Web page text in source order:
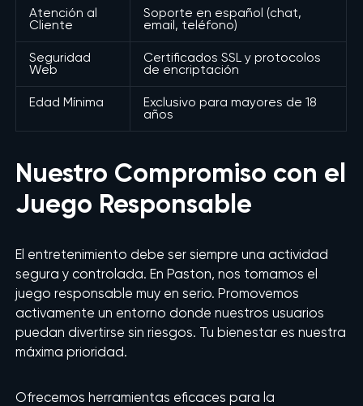
Atención al
Cliente
Soporte en español (chat,
email, teléfono)
Seguridad
Web
Certificados SSL y protocolos
de encriptación
Edad Mínima
Exclusivo para mayores de 18
años
Nuestro Compromiso con el
Juego Responsable
El entretenimiento debe ser siempre una actividad
segura y controlada. En Paston, nos tomamos el
juego responsable muy en serio. Promovemos
activamente un entorno donde nuestros usuarios
puedan divertirse sin riesgos. Tu bienestar es nuestra
máxima prioridad.
Ofrecemos herramientas eficaces para la